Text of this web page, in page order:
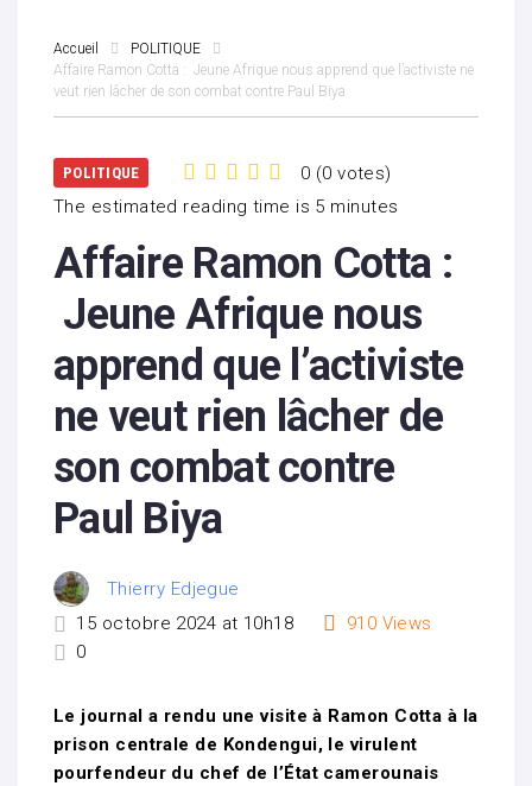
Accueil
POLITIQUE
Affaire Ramon Cotta : Jeune Afrique nous apprend que l’activiste ne
veut rien lâcher de son combat contre Paul Biya
POLITIQUE 0 (0 votes)
The estimated reading time is 5 minutes
Affaire Ramon Cotta :
Jeune Afrique nous
apprend que l’activiste
ne veut rien lâcher de
son combat contre
Paul Biya
Thierry Edjegue
15 octobre 2024 at 10h18
910 Views
0
Le journal a rendu une visite à Ramon Cotta à la
prison centrale de Kondengui, le virulent
pourfendeur du chef de l’État camerounais